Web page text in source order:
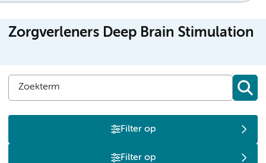
Zorgverleners Deep Brain Stimulation
Filter op
Filter op